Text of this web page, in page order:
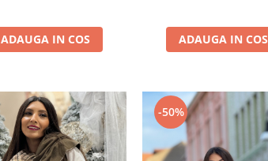
ADAUGA IN COS ADAUGA IN COS
-50%